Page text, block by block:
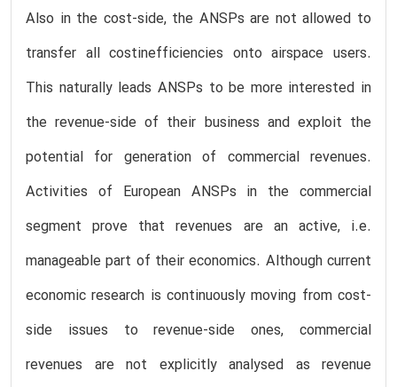
Also in the cost-side, the ANSPs are not allowed to
transfer all costinefficiencies onto airspace users.
This naturally leads ANSPs to be more interested in
the revenue-side of their business and exploit the
potential for generation of commercial revenues.
Activities of European ANSPs in the commercial
segment prove that revenues are an active, i.e.
manageable part of their economics. Although current
economic research is continuously moving from cost-
side issues to revenue-side ones, commercial
revenues are not explicitly analysed as revenue